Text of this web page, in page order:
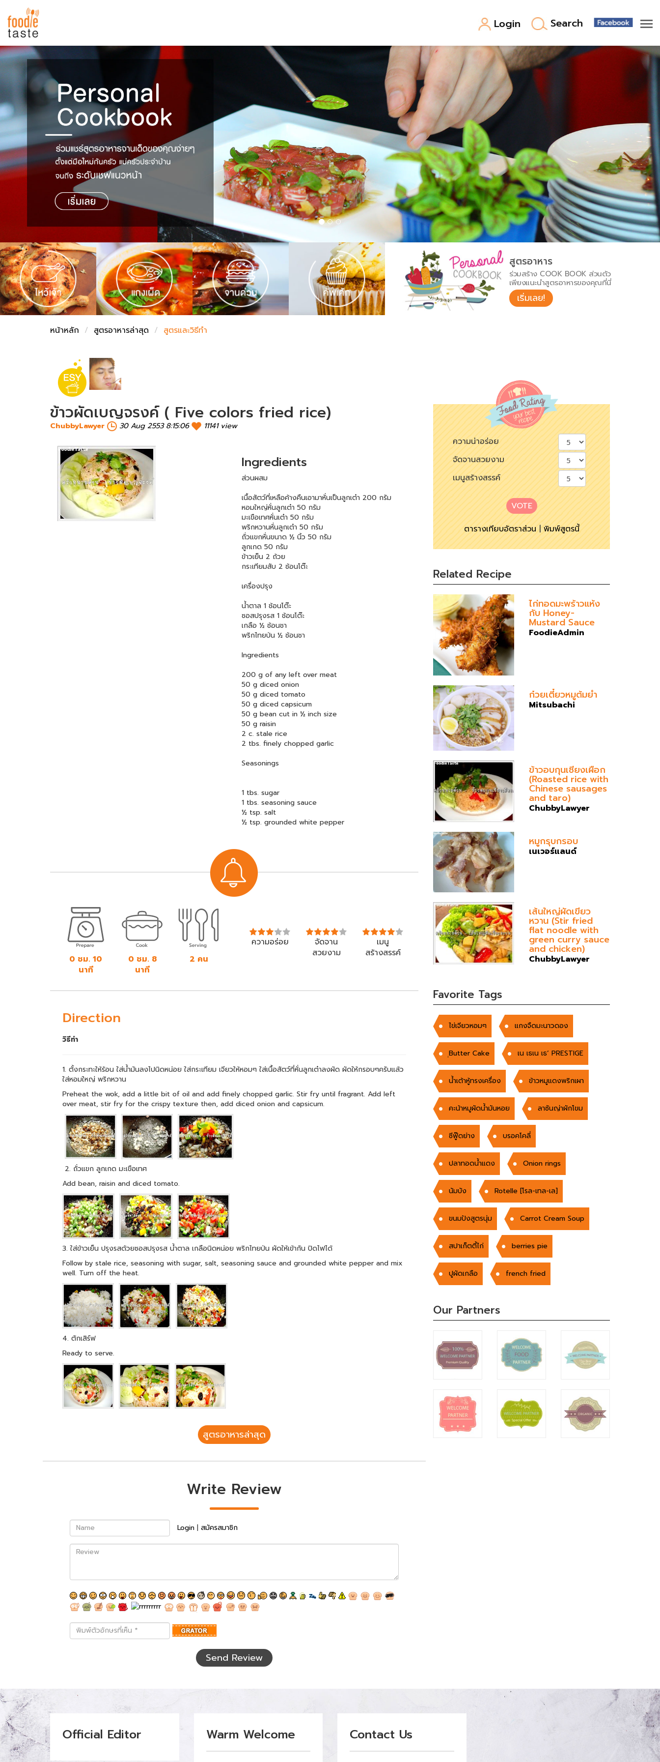
Login Search
สูตรอาหาร
สูตรอาหารล่าสุด
Top Foodie
พาไปชิม
สารพันก้นครัว
เคล็ดลับน่ารู้
เปรียบเทียบหน่วยการตวง
เปรียบเทียบอุณหภูมิ
เปรียบเทียบน้ำหนักวัตถุดิบ
ชั่งตวงเนย
FoodPedia
สร้าง Cookbook
สูตรอาหาร
ร่วมสร้าง COOK BOOK ส่วนตัว
เพียงแนะนำสูตรอาหารของคุณที่นี่
เริ่มเลย!
หน้าหลัก สูตรอาหารล่าสุด สูตรและวิธีทำ
ข้าวผัดเบญจรงค์ ( Five colors fried rice)
ChubbyLawyer 30 Aug 2553 8:15:06 11141 view
Ingredients
ส่วนผสม
เนื้อสัตว์ที่เหลือค้างคืนเอามาหั่นเป็นลูกเต๋า 200 กรัม
หอมใหญ่หั่นลูกเต๋า 50 กรัม
มะเขือเทศหั่นเต๋า 50 กรัม
พริกหวานหั่นลูกเต๋า 50 กรัม
ถั่วแขกหั่นขนาด ½ นิ้ว 50 กรัม
ลูกเกด 50 กรัม
ข้าวเย็น 2 ถ้วย
กระเทียมสับ 2 ช้อนโต๊ะ
เครื่องปรุง
น้ำตาล 1 ช้อนโต๊ะ
ซอสปรุงรส 1 ช้อนโต๊ะ
เกลือ ½ ช้อนชา
พริกไทยป่น ½ ช้อนชา
Ingredients
200 g of any left over meat
50 g diced onion
50 g diced tomato
50 g diced capsicum
50 g bean cut in ½ inch size
50 g raisin
2 c. stale rice
2 tbs. finely chopped garlic
Seasonings
1 tbs. sugar
1 tbs. seasoning sauce
½ tsp. salt
½ tsp. grounded white pepper
0 ชม. 10
นาที
0 ชม. 8
นาที
2 คน
ความอร่อย
จัดจาน
สวยงาม
เมนู
สร้างสรรค์
Direction
วิธีทำ
1. ตั้งกระทะให้ร้อน ใส่น้ำมันลงไปนิดหน่อย ใส่กระเทียม เจียวให้หอมๆ ใส่เนื้อสัตว์ที่หั่นลูกเต๋าลงผัด ผัดให้กรอบๆครับแล้ว
ใส่หอมใหญ่ พริกหวาน
Preheat the wok, add a little bit of oil and add finely chopped garlic. Stir fry until fragrant. Add left
over meat, stir fry for the crispy texture then, add diced onion and capsicum.
2. ถั่วแขก ลูกเกด มะเขือเทศ
Add bean, raisin and diced tomato.
3. ใส่ข้าวเย็น ปรุงรสด้วยซอสปรุงรส น้ำตาล เกลือนิดหน่อย พริกไทยป่น ผัดให้เข้ากัน ปิดไฟได้
Follow by stale rice, seasoning with sugar, salt, seasoning sauce and grounded white pepper and mix
well. Turn off the heat.
4. ตักเสิร์ฟ
Ready to serve.
สูตรอาหารล่าสุด
Write Review
Name Login | สมัครสมาชิก
Review
พิมพ์
ตัว
Send Review
ความน่าอร่อย
จัดจานสวยงาม
เมนูสร้างสรรค์
VOTE
ตารางเทียบอัตราส่วน|พิมพ์สูตรนี้
Related Recipe
ไก่ทอดมะพร้าวแห้ง
กับ Honey-
Mustard Sauce
FoodieAdmin
ก๋วยเตี๋ยวหมูต้มยำ
Mitsubachi
ข้าวอบกุนเชียงเผือก
(Roasted rice with
Chinese sausages
and taro)
ChubbyLawyer
หมูกรุบกรอบ
เนเวอร์แลนด์
เส้นใหญ่ผัดเขียว
หวาน (Stir fried
flat noodle with
green curry sauce
and chicken)
ChubbyLawyer
Favorite Tags
ไข่เจียวหอมๆ แกงจืดมะนาวดอง
ฺฺButter Cake เน เธเน เธ’ PRESTIGE
น้ำเต้าหู้ทรงเครื่อง ข้าวหมูแดงพริกเผา
คะน้าหมูผัดน้ำมันหอย ลาซันญ่าผักโขม
ซีฟู๊ดย่าง บรอคโคลี่
ปลาทอดน้ำแดง Onion rings
นัมบัง Rotelle [โรล-เทล-เล]
ขนมปังสูตรนุ่ม Carrot Cream Soup
สปาเก็ตตี้ไก่ berries pie
ปูผัดเกลือ french fried
Our Partners
Official Editor Warm Welcome Contact Us